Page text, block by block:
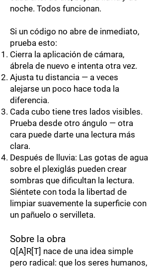
noche. Todos funcionan.
Si un código no abre de inmediato,
prueba esto:
Cierra la aplicación de cámara,
ábrela de nuevo e intenta otra vez.
Ajusta tu distancia — a veces
alejarse un poco hace toda la
diferencia.
Cada cubo tiene tres lados visibles.
Prueba desde otro ángulo — otra
cara puede darte una lectura más
clara.
Después de lluvia: Las gotas de agua
sobre el plexiglás pueden crear
sombras que dificultan la lectura.
Siéntete con toda la libertad de
limpiar suavemente la superficie con
un pañuelo o servilleta.
Sobre la obra
Q[A]R[T] nace de una idea simple
pero radical: que los seres humanos,